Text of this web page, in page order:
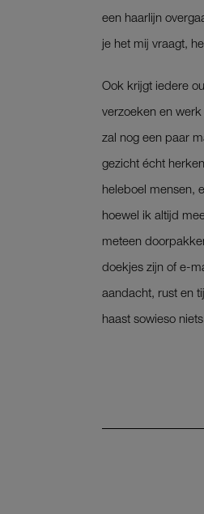
een haarlijn
je het mij vraagt,
Ook krijgt iedere
verzoeken en
zal nog een paar
gezicht écht
heleboel mensen,
hoewel ik altijd
meteen
doekjes zijn of e-
aandacht, rust en
haast sowieso